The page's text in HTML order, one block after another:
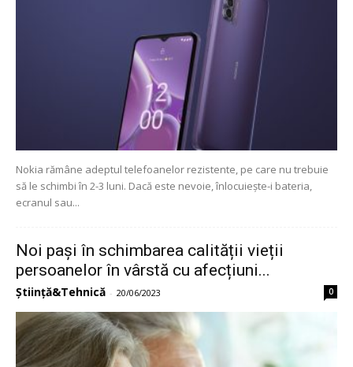
Nokia rămâne adeptul telefoanelor rezistente, pe care nu trebuie
să le schimbi în 2-3 luni. Dacă este nevoie, înlocuiește-i bateria,
ecranul sau...
Noi pași în schimbarea calității vieții
persoanelor în vârstă cu afecțiuni...
Știință&Tehnică - 20/06/2023 0